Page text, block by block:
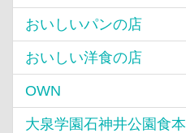
おいしいパンの店
おいしい洋食の店
OWN
大泉学園石神井公園食本